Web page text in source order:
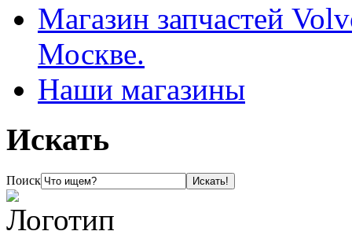
Магазин запчастей
Москве.
Наши магазины
Искать
Поиск